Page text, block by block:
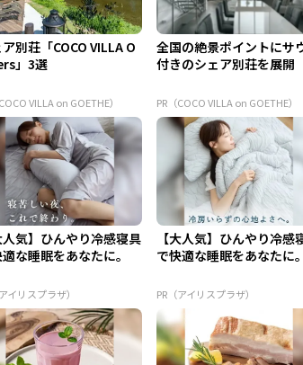
別荘「COCO VILLA O
」3選
VILLA on GOETHE）
全国の絶景ポイントにサ
付きのシェア別荘を展開
PR（COCO VILLA on GOETHE）
人気】ひんやり冷感寝具
な睡眠をあなたに。
イリスプラザ）
【大人気】ひんやり冷感
で快適な睡眠をあなたに。
PR（アイリスプラザ）